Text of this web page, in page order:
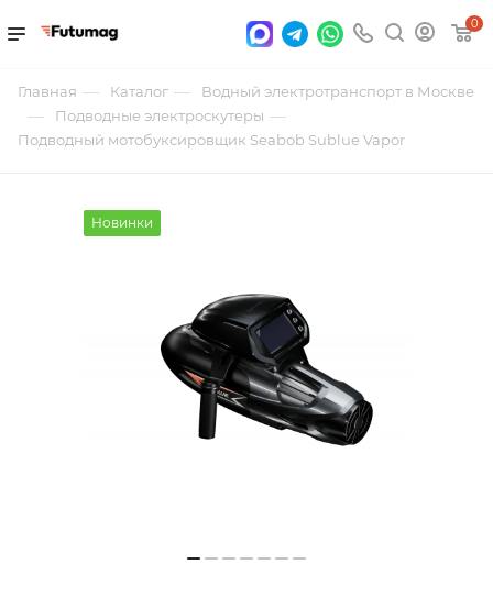
0
Главная — Каталог — Водный электротранспорт в Москве
— Подводные электроскутеры —
Подводный мотобуксировщик Seabob Sublue Vapor
Новинки